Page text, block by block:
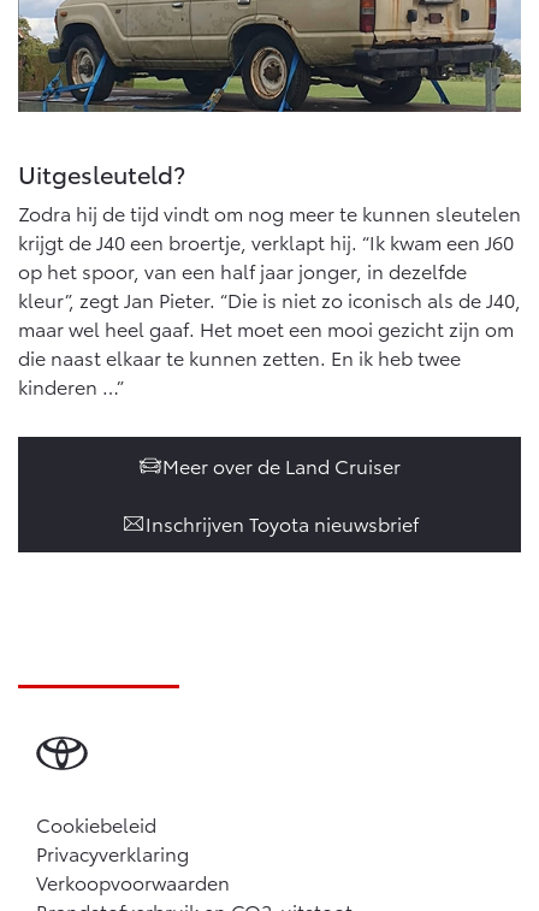
Uitgesleuteld?
Zodra hij de tijd vindt om nog meer te kunnen sleutelen
krijgt de J40 een broertje, verklapt hij. “Ik kwam een J60
op het spoor, van een half jaar jonger, in dezelfde
kleur”, zegt Jan Pieter. “Die is niet zo iconisch als de J40,
maar wel heel gaaf. Het moet een mooi gezicht zijn om
die naast elkaar te kunnen zetten. En ik heb twee
kinderen …”
Meer over de Land Cruiser
Inschrijven Toyota nieuwsbrief
Cookiebeleid
Privacyverklaring
Verkoopvoorwaarden